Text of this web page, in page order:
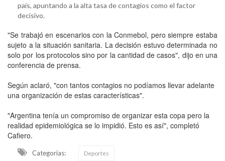
país, apuntando a la alta tasa de contagios como el factor
decisivo.
"Se trabajó en escenarios con la Conmebol, pero siempre estaba
sujeto a la situación sanitaria. La decisión estuvo determinada no
solo por los protocolos sino por la cantidad de casos", dijo en una
conferencia de prensa.
Según aclaró, "con tantos contagios no podíamos llevar adelante
una organización de estas características".
"Argentina tenía un compromiso de organizar esta copa pero la
realidad epidemiológica se lo impidió. Esto es así", completó
Cafiero.
Categorias: Deportes